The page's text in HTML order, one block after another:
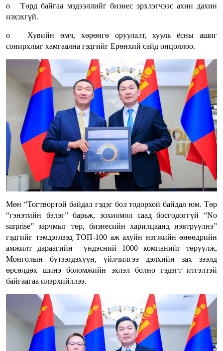
o Төрд байгаа мэдээллийг бизнес эрхлэгчээс ахин дахин
нэхэхгүй.
o Хувийн өмч, хөрөнгө оруулалт, хууль ёсны ашиг
сонирхлыг хамгаална гэдгийг Ерөнхий сайд онцоллоо.
Мөн “Тогтвортой байдал гэдэг бол тодорхой байдал юм. Төр
“гэнэтийн бэлэг” барьж, зохиомол саад босгодоггүй “No
surprise” зарчмыг төр, бизнесийн харилцаанд нэвтрүүлнэ”
гэдгийг тэмдэглээд ТОП-100 аж ахуйн нэгжийн өнөөдрийн
амжилт дараагийн үндэсний 1000 компанийг төрүүлж,
Монголын бүтээгдэхүүн, үйлчилгээ дэлхийн зах зээлд
өрсөлдөх шинэ боломжийн эхлэл болно гэдэгт итгэлтэй
байгаагаа илэрхийллээ.